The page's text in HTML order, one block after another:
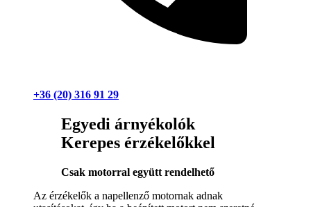
+36 (20) 316 91 29
Egyedi árnyékolók
Kerepes érzékelőkkel
Csak motorral együtt rendelhető
Az érzékelők a napellenző motornak adnak